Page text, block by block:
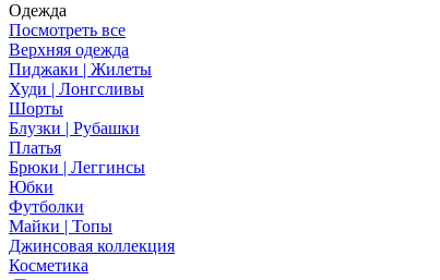
Одежда
Посмотреть все
Верхняя одежда
Пиджаки | Жилеты
Худи | Лонгсливы
Шорты
Блузки | Рубашки
Платья
Брюки | Леггинсы
Юбки
Футболки
Майки | Топы
Джинсовая коллекция
Косметика